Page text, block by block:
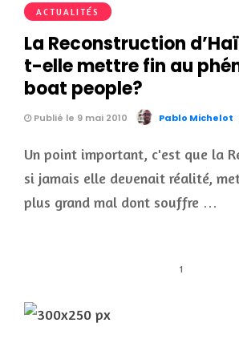
ACTUALITÉS
La Reconstruction
t-elle mettre fin au
boat people?
Publié le 9 mai 2010 Pablo Michelot
Un point important, c'est que la
si jamais elle devenait réalité,
plus grand mal dont souffre …
1